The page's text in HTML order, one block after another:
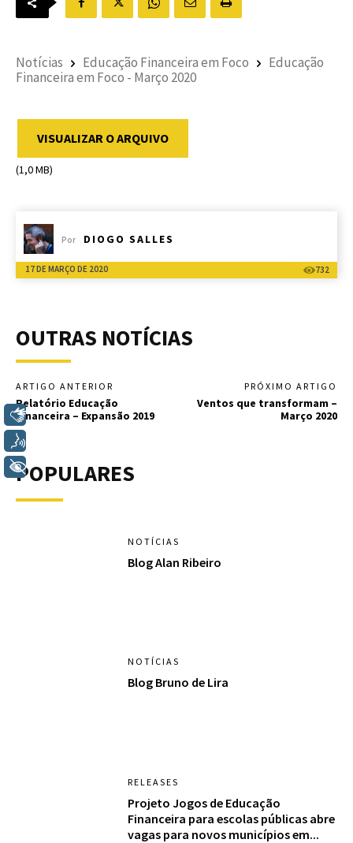
Notícias Educação Financeira em Foco
Educação
Financeira em Foco - Março 2020
VISUALIZAR O ARQUIVO
(1,0 MB)
Por DIOGO SALLES
17 DE MARÇO DE 2020 732
OUTRAS NOTÍCIAS
ARTIGO ANTERIOR
Relatório Educação
Financeira – Expansão 2019
PRÓXIMO ARTIGO
Ventos que transformam –
Março 2020
POPULARES
NOTÍCIAS
Blog Alan Ribeiro
NOTÍCIAS
Blog Bruno de Lira
RELEASES
Projeto Jogos de Educação
Financeira para escolas públicas abre
vagas para novos municípios em...
Libras
+ Acessibilidade